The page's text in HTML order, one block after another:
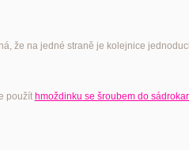
že na jedné straně je kolejnice
použít hmoždinku se šroubem do